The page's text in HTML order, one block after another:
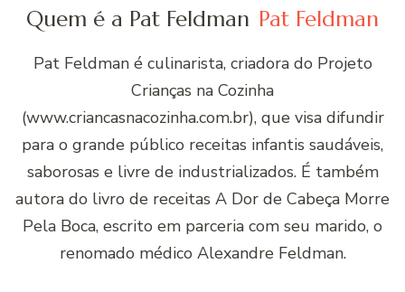
Quem é a Pat Feldman Pat Feldman
Pat Feldman é culinarista, criadora do Projeto
Crianças na Cozinha
(www.criancasnacozinha.com.br), que visa difundir
para o grande público receitas infantis saudáveis,
saborosas e livre de industrializados. É também
autora do livro de receitas A Dor de Cabeça Morre
Pela Boca, escrito em parceria com seu marido, o
renomado médico Alexandre Feldman.